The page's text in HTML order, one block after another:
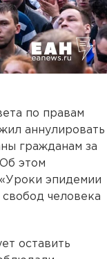
по правам
аннулировать
гражданам за
этом
эпидемии
человека
оставить